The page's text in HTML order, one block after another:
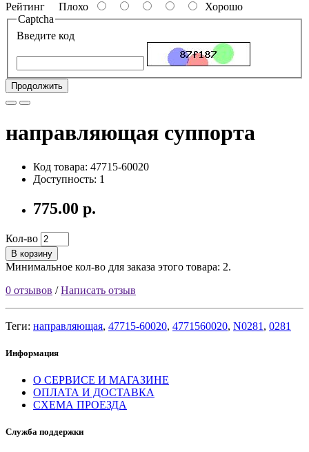
Рейтинг Плохо
Хорошо
Captcha
Введите код
Продолжить
направляющая суппорта
Код товара: 47715-60020
Доступность: 1
775.00 р.
Кол-во
В корзину
Минимальное кол-во для заказа этого товара: 2.
0 отзывов /Написать отзыв
Теги: направляющая, 47715-60020, 4771560020, N0281 , 0281
Информация
О СЕРВИСЕ И МАГАЗИНЕ
ОПЛАТА И ДОСТАВКА
СХЕМА ПРОЕЗДА
Служба поддержки